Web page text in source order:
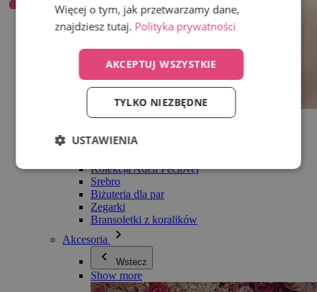
Wszystko w kategorii Biżuteria
Bransoletki
Kolekcja Adéli Pečlovej
Srebro
Biżuteria dla par
Zegarki
Bransoletki z koralików
Akcesoria
Wstecz
Show more
Więcej o tym, jak przetwarzamy dane,
znajdziesz tutaj. Polityka prywatności
AKCEPTUJ WSZYSTKIE
TYLKO NIEZBĘDNE
USTAWIENIA